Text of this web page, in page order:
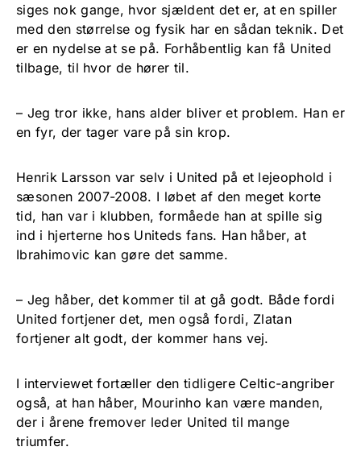
siges nok gange, hvor sjældent det er, at en spiller
med den størrelse og fysik har en sådan teknik. Det
er en nydelse at se på. Forhåbentlig kan få United
tilbage, til hvor de hører til.
– Jeg tror ikke, hans alder bliver et problem. Han er
en fyr, der tager vare på sin krop.
Henrik Larsson var selv i United på et lejeophold i
sæsonen 2007-2008. I løbet af den meget korte
tid, han var i klubben, formåede han at spille sig
ind i hjerterne hos Uniteds fans. Han håber, at
Ibrahimovic kan gøre det samme.
– Jeg håber, det kommer til at gå godt. Både fordi
United fortjener det, men også fordi, Zlatan
fortjener alt godt, der kommer hans vej.
I interviewet fortæller den tidligere Celtic-angriber
også, at han håber, Mourinho kan være manden,
der i årene fremover leder United til mange
triumfer.